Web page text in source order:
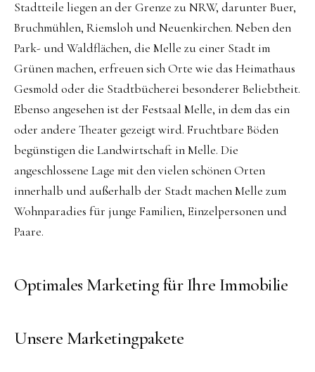
Stadtteile liegen an der Grenze zu NRW, darunter Buer,
Bruchmühlen, Riemsloh und Neuenkirchen. Neben den
Park- und Waldflächen, die Melle zu einer Stadt im
Grünen machen, erfreuen sich Orte wie das Heimathaus
Gesmold oder die Stadtbücherei besonderer Beliebtheit.
Ebenso angesehen ist der Festsaal Melle, in dem das ein
oder andere Theater gezeigt wird. Fruchtbare Böden
begünstigen die Landwirtschaft in Melle. Die
angeschlossene Lage mit den vielen schönen Orten
innerhalb und außerhalb der Stadt machen Melle zum
Wohnparadies für junge Familien, Einzelpersonen und
Paare.
Optimales Marketing für Ihre Immobilie
Unsere Marketingpakete